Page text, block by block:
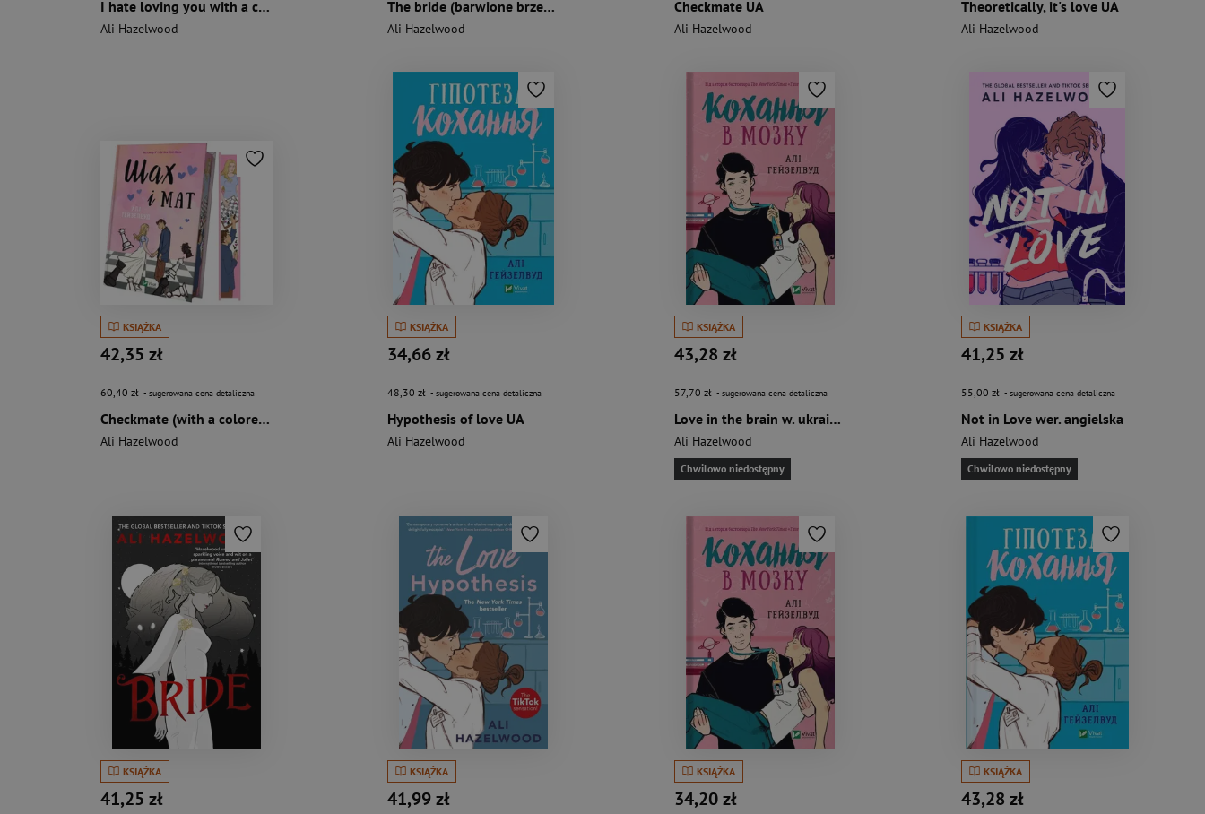
I hate loving you with a cut w.ukraińska
Ali Hazelwood
The bride (barwione brzegi) w.ukraińska
Ali Hazelwood
Checkmate UA
Ali Hazelwood
Theoretically, it's love UA
Ali Hazelwood
KSIĄŻKA
42,35 zł
60,40 zł - sugerowana cena detaliczna
Checkmate (with a colored cut) UA
Ali Hazelwood
KSIĄŻKA
34,66 zł
48,30 zł - sugerowana cena detaliczna
Hypothesis of love UA
Ali Hazelwood
KSIĄŻKA
43,28 zł
57,70 zł - sugerowana cena detaliczna
Love in the brain w. ukraińska
Ali Hazelwood
Chwilowo niedostępny
KSIĄŻKA
41,25 zł
55,00 zł - sugerowana cena detaliczna
Not in Love wer. angielska
Ali Hazelwood
Chwilowo niedostępny
KSIĄŻKA
41,25 zł
KSIĄŻKA
41,99 zł
KSIĄŻKA
34,20 zł
KSIĄŻKA
43,28 zł